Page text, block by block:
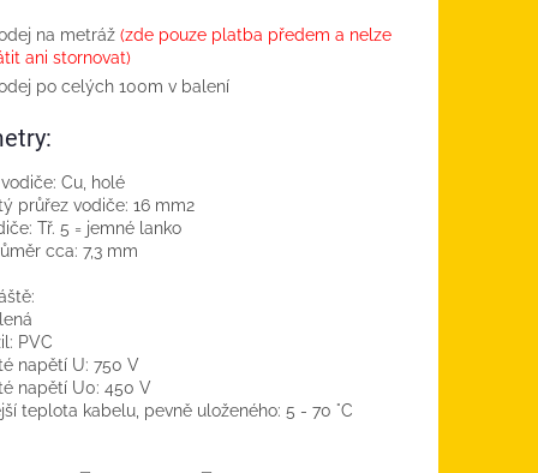
na metráž (zde pouze platba předem a nelze
ani stornovat)
po celých 100m v balení
Cu, holé
průřez vodiče: 16 mm2
Tř. 5 = jemné lanko
cca: 7,3 mm
PVC
napětí U: 750 V
napětí U0: 450 V
teplota kabelu, pevně uloženého: 5 - 70 °C